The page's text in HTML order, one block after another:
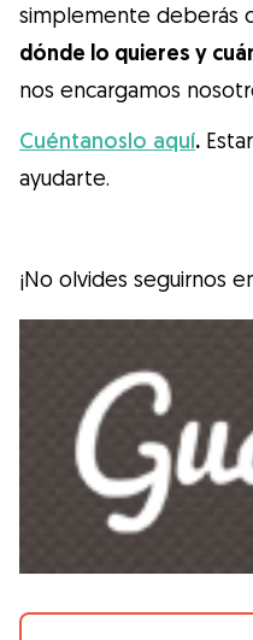
perfecto. ¡Miles de
disponibles para
fuera un miembro
y cancelación
simplemente deberás
dónde lo quieres y
nos encargamos
Cuéntanoslo aquí.
ayudarte.
¡No olvides seguirnos